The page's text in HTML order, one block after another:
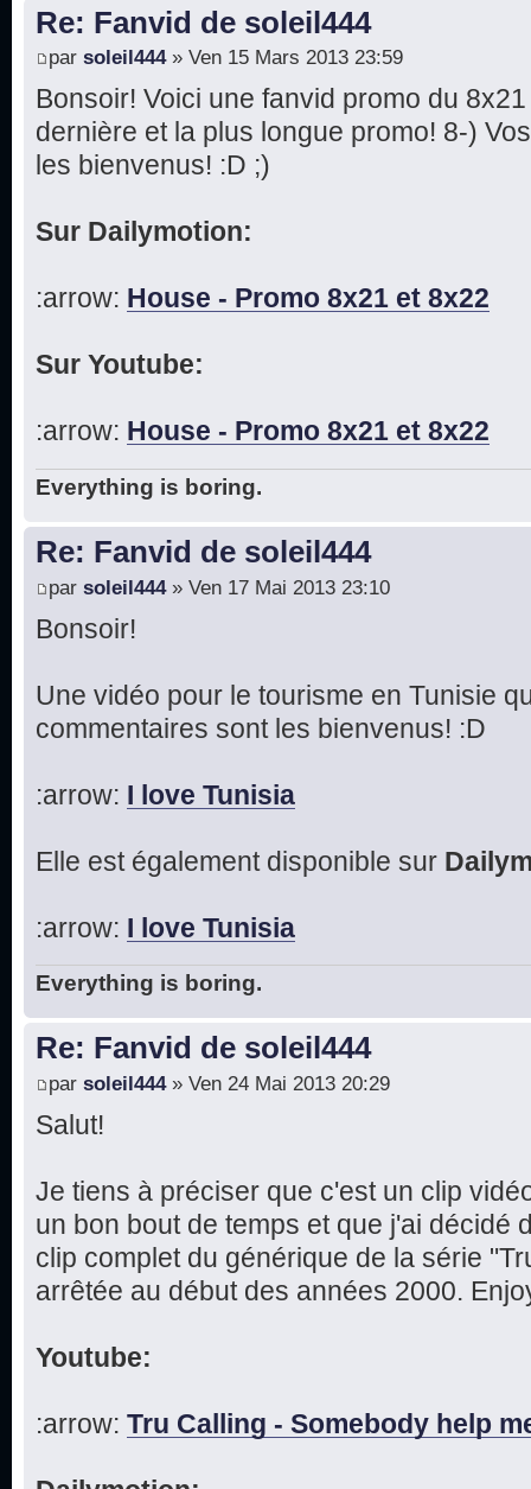
Re: Fanvid de soleil444
par soleil444» Ven 15 Mars 2013 23:59
Bonsoir! Voici une fanvid promo du
dernière et la plus longue promo! 8-)
les bienvenus! :D ;)
Sur Dailymotion:
:arrow: House - Promo 8x21 et 8x22
Sur Youtube:
:arrow: House - Promo 8x21 et 8x22
Everything is boring.
Re: Fanvid de soleil444
par soleil444» Ven 17 Mai 2013 23:10
Bonsoir!
Une vidéo pour le tourisme en Tunisie
commentaires sont les bienvenus! :D
:arrow: I love Tunisia
Elle est également disponible sur
:arrow: I love Tunisia
Everything is boring.
Re: Fanvid de soleil444
par soleil444» Ven 24 Mai 2013 20:29
Salut!
Je tiens à préciser que c'est un clip
un bon bout de temps et que j'ai décidé
clip complet du générique de la série
arrêtée au début des années 2000.
Youtube:
:arrow: Tru Calling - Somebody help